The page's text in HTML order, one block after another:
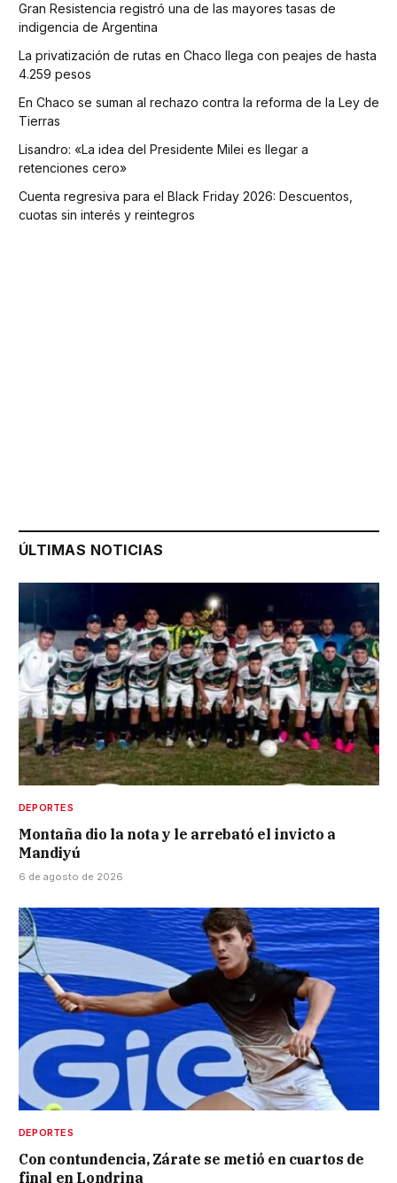
Gran Resistencia registró una de las mayores tasas de
indigencia de Argentina
La privatización de rutas en Chaco llega con peajes de hasta
4.259 pesos
En Chaco se suman al rechazo contra la reforma de la Ley de
Tierras
Lisandro: «La idea del Presidente Milei es llegar a
retenciones cero»
Cuenta regresiva para el Black Friday 2026: Descuentos,
cuotas sin interés y reintegros
ÚLTIMAS NOTICIAS
DEPORTES
Montaña dio la nota y le arrebató el invicto a
Mandiyú
6 de agosto de 2026
DEPORTES
Con contundencia, Zárate se metió en cuartos de
final en Londrina